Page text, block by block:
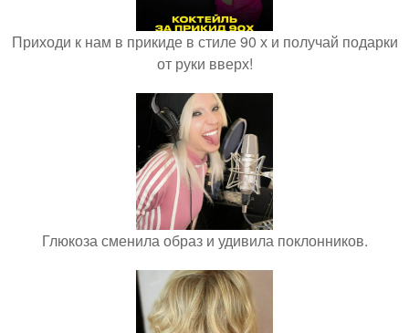
Приходи к нам в прикиде в стиле 90 х и получай подарки
от руки вверх!
Глюкоза сменила образ и удивила поклонников.